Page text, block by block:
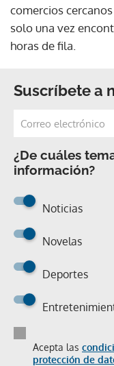
comercios
solo una vez
horas de fila.
Suscríbete a
¿De cuáles
información?
Noticias
Novelas
Deportes
Acepta las
protección de